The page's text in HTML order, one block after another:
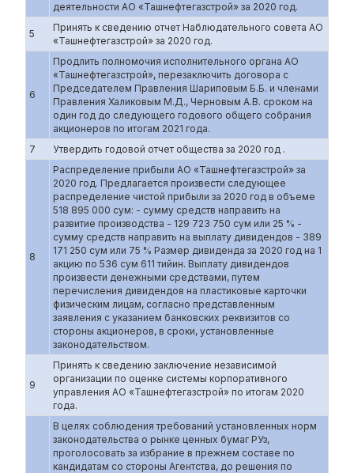
деятельности АО «Ташнефтегазстрой» за 2020 год.
5
Принять к сведению отчет Наблюдательного совета АО
«Ташнефтегазстрой» за 2020 год.
6
Продлить полномочия исполнительного органа АО
«Ташнефтегазстрой», перезаключить договора с
Председателем Правления Шариповым Б.Б. и членами
Правления Халиковым М.Д., Черновым А.В. сроком на
один год до следующего годового общего собрания
акционеров по итогам 2021 года.
7
Утвердить годовой отчет общества за 2020 год .
8
Распределение прибыли АО «Ташнефтегазстрой» за
2020 год. Предлагается произвести следующее
распределение чистой прибыли за 2020 год в объеме
518 895 000 сум: - сумму средств направить на
развитие производства - 129 723 750 сум или 25 % -
сумму средств направить на выплату дивидендов - 389
171 250 сум или 75 % Размер дивиденда за 2020 год на 1
акцию по 536 сум 611 тийин. Выплату дивидендов
произвести денежными средствами, путем
перечисления дивидендов на пластиковые карточки
физическим лицам, согласно представленным
заявления с указанием банковских реквизитов со
стороны акционеров, в сроки, установленные
законодательством.
9
Принять к сведению заключение независимой
организации по оценке системы корпоративного
управления АО «Ташнефтегазстрой» по итогам 2020
года.
В целях соблюдения требований установленных норм
законодательства о рынке ценных бумаг РУз,
проголосовать за избрание в прежнем составе по
кандидатам со стороны Агентства, до решения по